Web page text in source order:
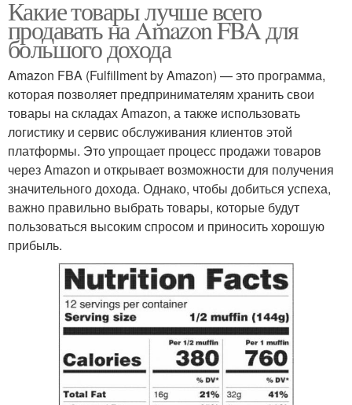
Какие товары лучше всего
продавать на Amazon FBA для
большого дохода
Amazon FBA (Fulfillment by Amazon) — это программа,
которая позволяет предпринимателям хранить свои
товары на складах Amazon, а также использовать
логистику и сервис обслуживания клиентов этой
платформы. Это упрощает процесс продажи товаров
через Amazon и открывает возможности для получения
значительного дохода. Однако, чтобы добиться успеха,
важно правильно выбрать товары, которые будут
пользоваться высоким спросом и приносить хорошую
прибыль.